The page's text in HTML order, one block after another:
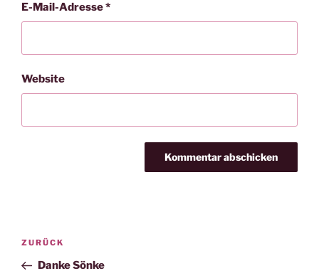
E-Mail-Adresse*
Website
Beitragsnavigation
Vorheriger
Beitrag
ZURÜCK
Danke Sönke